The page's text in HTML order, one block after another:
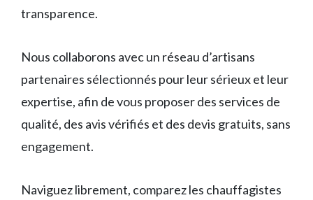
transparence.
Nous collaborons avec un réseau d’artisans
partenaires sélectionnés pour leur sérieux et leur
expertise, afin de vous proposer des services de
qualité, des avis vérifiés et des devis gratuits, sans
engagement.
Naviguez librement, comparez les chauffagistes